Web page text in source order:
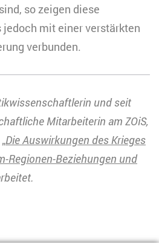
so zeigen diese
mit einer verstärkten
verbunden.
und seit
Mitarbeiterin am ZOiS,
„Die Auswirkungen des Krieges
Regionen-Beziehungen und